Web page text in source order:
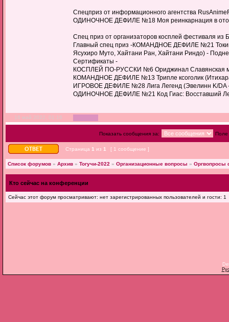
Спецприз от информационного агентства
ОДИНОЧНОЕ ДЕФИЛЕ №18 Моя реинкарнация в
Спец приз от организаторов косплей фестиваля из
Главный спец приз -КОМАНДНОЕ ДЕФИЛЕ №21
Ясухиро Муто, Хайтани Ран, Хайтани Риндо) -
Сертификаты -
КОСПЛЕЙ ПО-РУССКИ №6 Ориджинал Славянская
КОМАНДНОЕ ДЕФИЛЕ №13 Трипле ксоголик
ИГРОВОЕ ДЕФИЛЕ №28 Лига Легенд (Эвелинн K/DA -
ОДИНОЧНОЕ ДЕФИЛЕ №21 Код Гиас: Восставший
16 май 2022, 01:16
Показать сообщения за: Поле
Страница 1 из 1 [ 1 сообщение ]
Список форумов » Архив » Тогучи-2022 » Организационные вопросы » Оргвопросы
Кто сейчас на конференции
Сейчас этот форум просматривают: нет зарегистрированных пользователей и гости: 1